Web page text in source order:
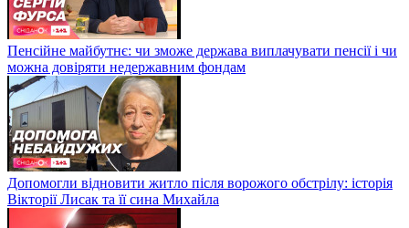
Пенсійне майбутнє: чи зможе держава виплачувати пенсії і чи
можна довіряти недержавним фондам
Допомогли відновити житло після ворожого обстрілу: історія
Вікторії Лисак та її сина Михайла